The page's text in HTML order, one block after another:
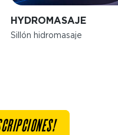
HYDROMASAJE
Sillón hidromasaje